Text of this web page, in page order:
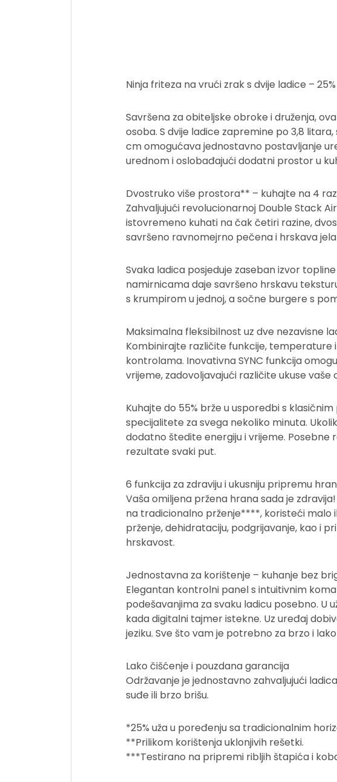
Ninja friteza na vrući zrak s dvije ladice –
Savršena za obiteljske obroke i druženja,
osoba. S dvije ladice zapremine po 3,8
cm omogućava jednostavno postavljanje
urednom i oslobađajući dodatni prostor u
Dvostruko više prostora** – kuhajte na 4
Zahvaljujući revolucionarnoj Double Stack
istovremeno kuhati na čak četiri razine,
savršeno ravnomejrno pečena i hrskava
Svaka ladica posjeduje zaseban izvor
namirnicama daje savršeno hrskavu
s krumpirom u jednoj, a sočne burgere s
Maksimalna fleksibilnost uz dve nezavisne
Kombinirajte različite funkcije, temperature
kontrolama. Inovativna SYNC funkcija
vrijeme, zadovoljavajući različite ukuse vaše
Kuhajte do 55% brže u usporedbi s
specijalitete za svega nekoliko minuta.
dodatno štedite energiju i vrijeme.
rezultate svaki put.
6 funkcija za zdraviju i ukusniju pripremu
Vaša omiljena pržena hrana sada je
na tradicionalno prženje****, koristeći malo
prženje, dehidrataciju, podgrijavanje, kao i
hrskavost.
Jednostavna za korištenje – kuhanje bez
Elegantan kontrolni panel s intuitivnim
podešavanjima za svaku ladicu posebno. U
kada digitalni tajmer istekne. Uz uređaj
jeziku. Sve što vam je potrebno za brzo i
Lako čišćenje i pouzdana garancija
Održavanje je jednostavno zahvaljujući
suđe ili brzo brišu.
*25% uža u poređenju sa tradicionalnim
**Prilikom korištenja uklonjivih rešetki.
***Testirano na pripremi ribljih štapića i